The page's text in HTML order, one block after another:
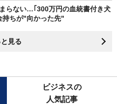
らない…｢300万円の血統書付き犬
持ちが"向かった先"
見る
ビジネスの
人気記事